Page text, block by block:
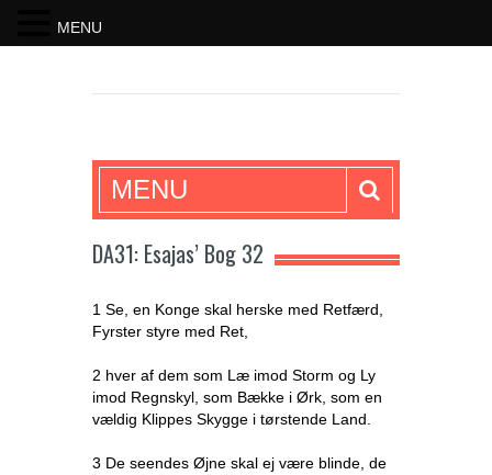
SKRIFTEN
MENU
DA31: Esajas’ Bog 32
1 Se, en Konge skal herske med Retfærd,
Fyrster styre med Ret,
2 hver af dem som Læ imod Storm og Ly
imod Regnskyl, som Bække i Ørk, som en
vældig Klippes Skygge i tørstende Land.
3 De seendes Øjne skal ej være blinde, de
MENU